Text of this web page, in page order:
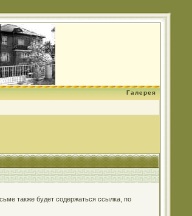
Галерея
также будет содержаться ссылка, по